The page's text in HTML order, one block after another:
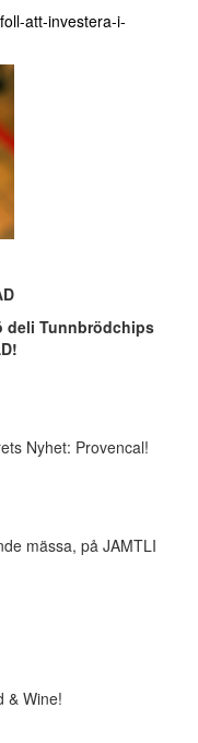
att-investera-i-
deli Tunnbrödchips
Nyhet: Provencal!
mässa, på JAMTLI
& Wine!